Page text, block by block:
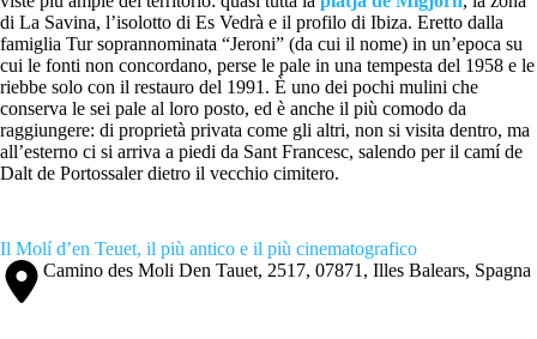
di La Savina, l’isolotto di Es Vedrà e il profilo di Ibiza. Eretto dalla
famiglia Tur soprannominata “Jeroni” (da cui il nome) in un’epoca su
cui le fonti non concordano, perse le pale in una tempesta del 1958 e le
riebbe solo con il restauro del 1991. È uno dei pochi mulini che
conserva le sei pale al loro posto, ed è anche il più comodo da
raggiungere: di proprietà privata come gli altri, non si visita dentro, ma
all’esterno ci si arriva a piedi da Sant Francesc, salendo per il camí de
Dalt de Portossaler dietro il vecchio cimitero.
Il Molí d’en Teuet, il più antico e il più cinematografico
Camino des Moli Den Tauet, 2517, 07871, Illes Balears, Spagna